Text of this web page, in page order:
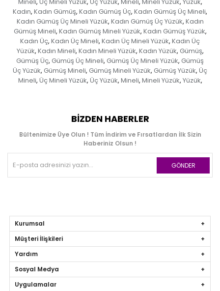
Kadın, Kadın Gümüş, Kadın Gümüş Üç, Kadın Gümüş Üç Mineli,
Kadın Gümüş Üç Mineli Yüzük, Kadın Gümüş Üç Yüzük, Kadın
Gümüş Mineli, Kadın Gümüş Mineli Yüzük, Kadın Gümüş Yüzük,
Kadın Üç, Kadın Üç Mineli, Kadın Üç Mineli Yüzük, Kadın Üç
Yüzük, Kadın Mineli, Kadın Mineli Yüzük, Kadın Yüzük, Gümüş,
Gümüş Üç, Gümüş Üç Mineli, Gümüş Üç Mineli Yüzük, Gümüş
Üç Yüzük, Gümüş Mineli, Gümüş Mineli Yüzük, Gümüş Yüzük, Üç
Mineli, Üç Mineli Yüzük, Üç Yüzük, Mineli, Mineli Yüzük, Yüzük,
BIZDEN HABERLER
Bültenimize Üye Olun ! Tüm İndirim ve Fırsatlardan İlk Sizin
Haberiniz Olsun !
GÖNDER
Kurumsal
Müşteri İlişkileri
Yardım
Sosyal Medya
Uygulamalar